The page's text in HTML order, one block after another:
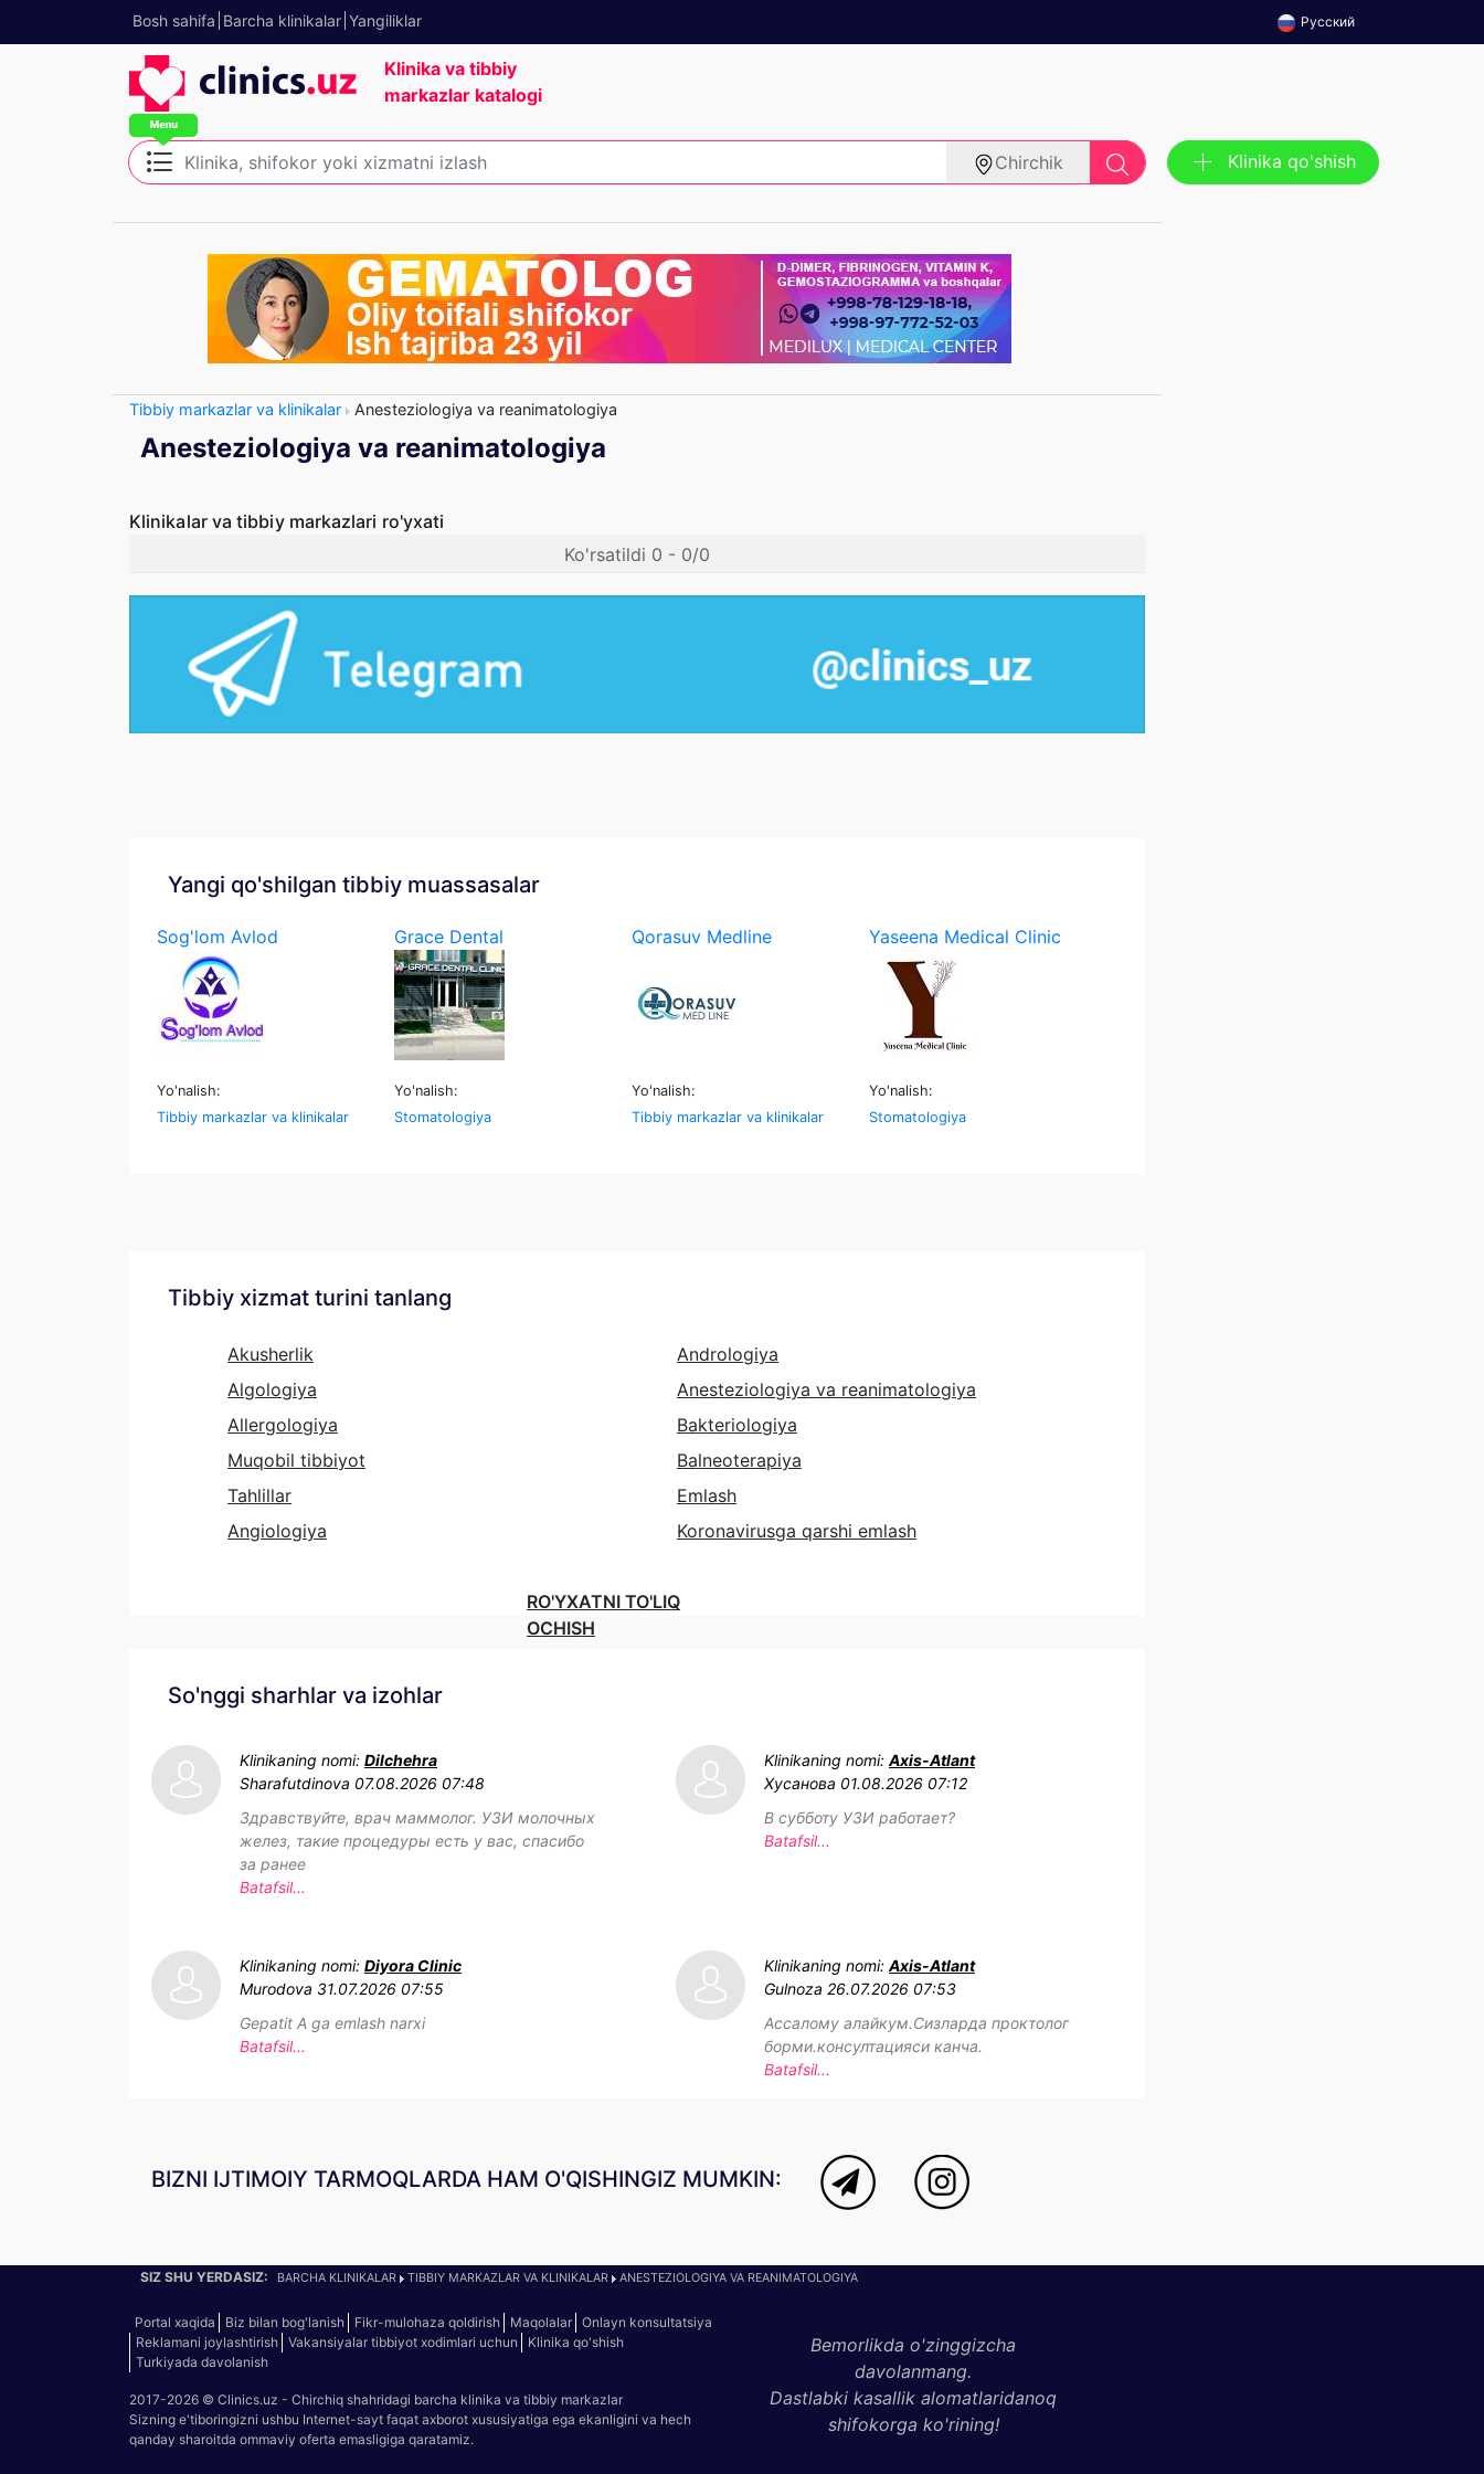
Bosh sahifa Barcha klinikalar Yangiliklar Русский
Klinika va tibbiy
markazlar katalogi
Chirchik Klinika qo'shish
Tibbiy markazlar va klinikalar Anesteziologiya va reanimatologiya
Anesteziologiya va reanimatologiya
Klinikalar va tibbiy markazlari ro'yxati
Ko'rsatildi 0 - 0/0
Yangi qo'shilgan tibbiy muassasalar
Sog'lom Avlod
Yo'nalish:
Tibbiy markazlar va klinikalar
Grace Dental
Yo'nalish:
Stomatologiya
Qorasuv Medline
Yo'nalish:
Tibbiy markazlar va klinikalar
Yaseena Medical Clinic
Yo'nalish:
Stomatologiya
Tibbiy xizmat turini tanlang
Akusherlik
Algologiya
Allergologiya
Muqobil tibbiyot
Tahlillar
Angiologiya
Andrologiya
Anesteziologiya va reanimatologiya
Bakteriologiya
Balneoterapiya
Emlash
Koronavirusga qarshi emlash
RO'YXATNI TO'LIQ
OCHISH
So'nggi sharhlar va izohlar
Klinikaning nomi: Dilchehra
Sharafutdinova 07.08.2026 07:48
Здравствуйте, врач маммолог. УЗИ молочных
желез, такие процедуры есть у вас, спасибо
за ранее
Batafsil...
Klinikaning nomi: Axis-Atlant
Хусанова 01.08.2026 07:12
В субботу УЗИ работает?
Batafsil...
Klinikaning nomi: Diyora Clinic
Murodova 31.07.2026 07:55
Gepatit A ga emlash narxi
Batafsil...
Klinikaning nomi: Axis-Atlant
Gulnoza 26.07.2026 07:53
Ассалому алайкум.Сизларда проктолог
борми.консултацияси канча.
Batafsil...
BIZNI IJTIMOIY TARMOQLARDA HAM O'QISHINGIZ MUMKIN:
SIZ SHU YERDASIZ: BARCHA KLINIKALAR TIBBIY MARKAZLAR VA KLINIKALAR ANESTEZIOLOGIYA VA REANIMATOLOGIYA
Portal xaqida Biz bilan bog'lanish Fikr-mulohaza qoldirish Maqolalar Onlayn konsultatsiya
Reklamani joylashtirish Vakansiyalar tibbiyot xodimlari uchun
Klinika qo'shish
Turkiyada davolanish
2017-2026 © Clinics.uz - Chirchiq shahridagi barcha klinika va tibbiy markazlar
Sizning e'tiboringizni ushbu Internet-sayt faqat axborot xususiyatiga ega ekanligini va hech
qanday sharoitda ommaviy oferta emasligiga qaratamiz.
Bemorlikda o'zinggizcha
davolanmang.
Dastlabki kasallik alomatlaridanoq
shifokorga ko'rining!